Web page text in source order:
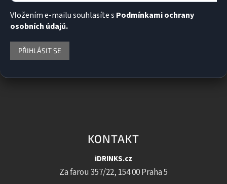
Vložením e-mailu souhlasíte s Podmínkami ochrany
osobních údajů.
PŘIHLÁSIT SE
KONTAKT
iDRINKS.cz
Za farou 357/22, 154 00 Praha 5